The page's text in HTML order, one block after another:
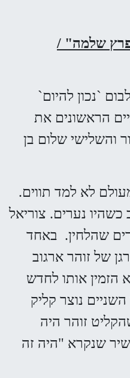
שלמה" /
`נכון להיום`
הראשונים את
והשלישי שלום בן
לא למד תווים.
כשהיו נערים. צוריאל
שהלחין. באחד
של זוהר ארגוב
אותו לחדש
נוצר קליק
זוהר היה
שנקרא "היה זה